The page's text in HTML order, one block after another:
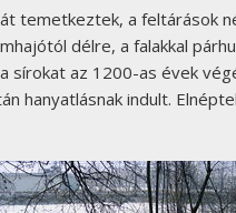
temetkeztek, a feltárások
délre, a falakkal
sírokat az 1200-as évek
hanyatlásnak indult.